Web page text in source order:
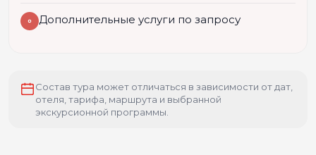
Дополнительные услуги по запросу
Состав тура может отличаться в зависимости от дат,
отеля, тарифа, маршрута и выбранной
экскурсионной программы.